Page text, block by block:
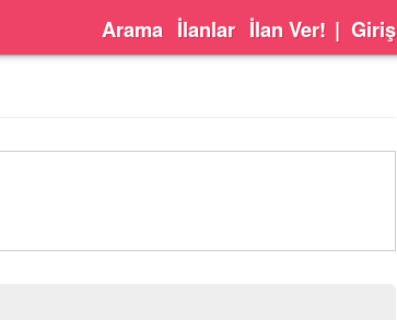
Arama İlanlar İlan Ver! | Giriş